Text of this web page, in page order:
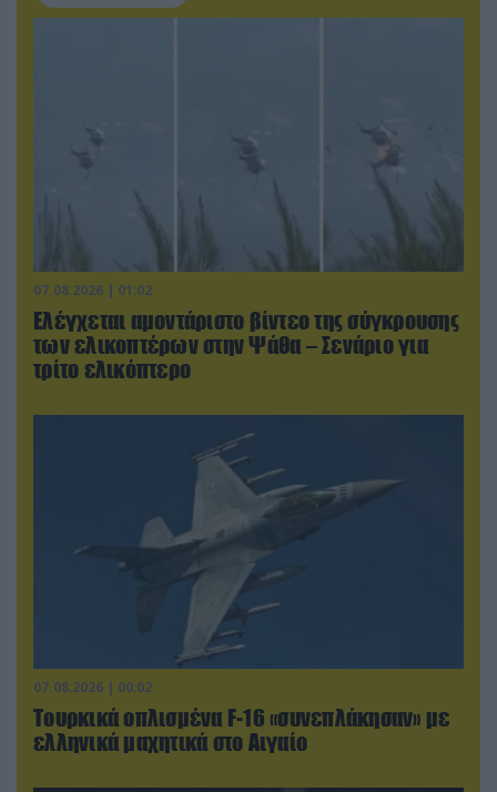
07.08.2026 | 01:02
Ελέγχεται αμοντάριστο βίντεο της σύγκρουσης
των ελικοπτέρων στην Ψάθα – Σενάριο για
τρίτο ελικόπτερο
07.08.2026 | 00:02
Τουρκικά οπλισμένα F-16 «συνεπλάκησαν» με
ελληνικά μαχητικά στο Αιγαίο